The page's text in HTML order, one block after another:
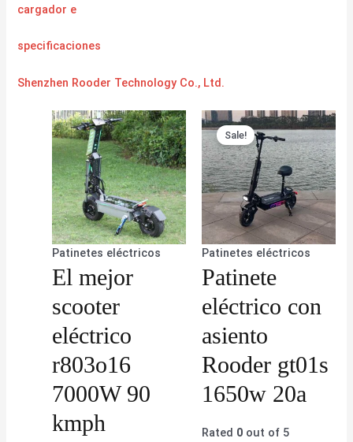
cargador e
specificaciones
Shenzhen Rooder Technology Co., Ltd.
Patinetes eléctricos
El mejor
scooter
eléctrico
r803o16
7000W 90
kmph
Sale!
Patinetes eléctricos
Patinete
eléctrico con
asiento
Rooder gt01s
1650w 20a
Rated 0out of 5